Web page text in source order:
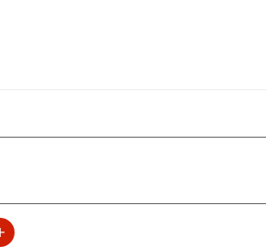
för att minska eller öka värdet,